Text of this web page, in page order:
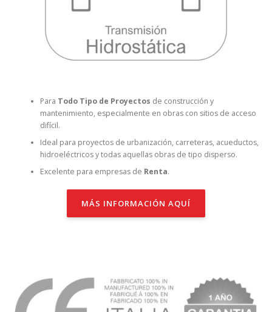
Para Todo Tipo de Proyectos de construcción y
mantenimiento, especialmente en obras con sitios de acceso
difícil.
Ideal para proyectos de urbanización, carreteras, acueductos,
hidroeléctricos y todas aquellas obras de tipo disperso.
Excelente para empresas de Renta.
MÁS INFORMACIÓN AQUÍ